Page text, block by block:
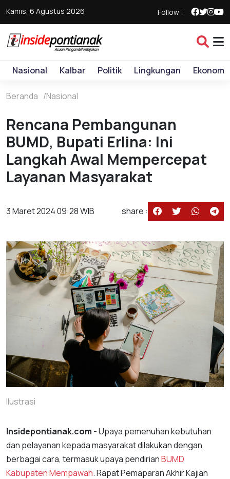
Kamis, 6 Agustus 2026 Follow :
Nasional Kalbar Politik Lingkungan Ekonomi
Beranda Nasional
Rencana Pembangunan
BUMD, Bupati Erlina: Ini
Langkah Awal Mempercepat
Layanan Masyarakat
3 Maret 2024 09:28 WIB share :
Ilustrasi
Insidepontianak.com - Upaya pemenuhan kebutuhan
dan pelayanan kepada masyarakat dilakukan dengan
berbagai cara, termasuk upaya pendirianBUMD
Kabupaten Mempawah. Rapat Pemaparan Akhir Kajian